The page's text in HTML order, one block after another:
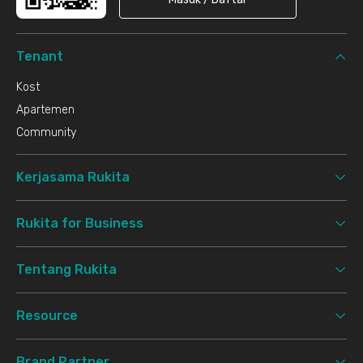
Tenant
Kost
Apartemen
Community
Kerjasama Rukita
Rukita for Business
Tentang Rukita
Resource